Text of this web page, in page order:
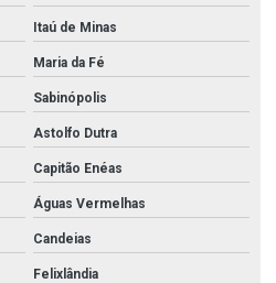
Itaú de Minas
Maria da Fé
Sabinópolis
Astolfo Dutra
Capitão Enéas
Águas Vermelhas
Candeias
Felixlândia